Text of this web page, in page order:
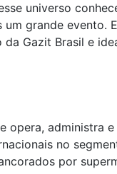
universo
grande
da Gazit Brasil e
administra
no
por